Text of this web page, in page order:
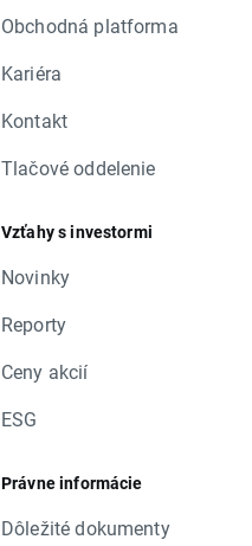
Obchodná platforma
Kariéra
Kontakt
Tlačové oddelenie
Vzťahy s investormi
Novinky
Reporty
Ceny akcií
ESG
Právne informácie
Dôležité dokumenty